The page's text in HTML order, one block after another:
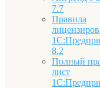
7.7
Правила
8.2
Полный
лист